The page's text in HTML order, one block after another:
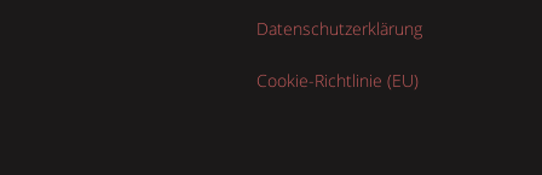
Datenschutzerklärung
Cookie-Richtlinie (EU)